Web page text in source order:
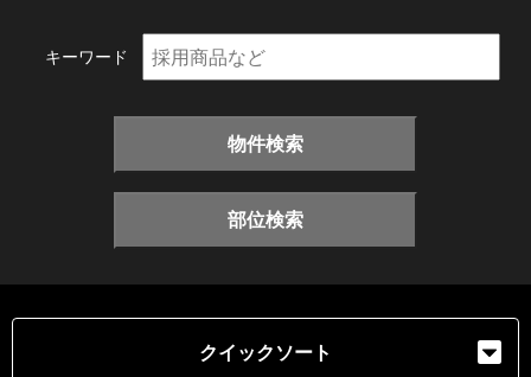
キーワード
物件検索
部位検索
クイックソート